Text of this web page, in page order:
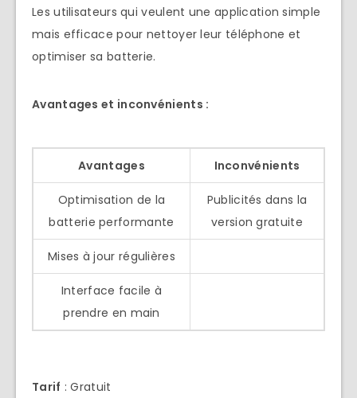
Les utilisateurs qui veulent une application simple
mais efficace pour nettoyer leur téléphone et
optimiser sa batterie.
Avantages et inconvénients :
Avantages Inconvénients
Optimisation de la
batterie performante
Publicités dans la
version gratuite
Mises à jour régulières
Interface facile à
prendre en main
Tarif : Gratuit